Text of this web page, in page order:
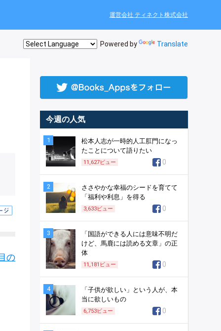
運営会社 ティネクト株式会社
Powered by Translate
の
今週の人気
1
松本人志が一時的人工肛門になっ
たことについて語りたい
11,627ビュー 0
2
ささやかな幸福のシードを育てて
「福利や利息」を得る
3,633ビュー 0
3
「国語ができる人には意味不明だ
けど、馬鹿には読める文章」の正
体
11,181 ビュー 0
4
「子供が欲しい」という人が、本
当に欲しいもの
6,753ビュー 0